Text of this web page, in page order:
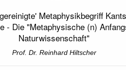
Metaphysikbegriff
- Die "Metaphysische (n)
Naturwissenschaft"
Prof. Dr. Reinhard Hiltscher